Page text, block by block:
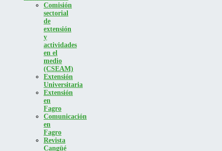
Comisión
sectorial
de
extensión
y
actividades
en el
medio
(CSEAM)
Extensión
Universitaria
Extensión
en
Fagro
Comunicación
en
Fagro
Revista
Cangüé